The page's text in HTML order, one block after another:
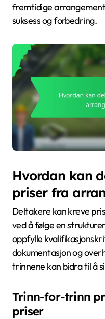
fremtidige
suksess og forbedring.
Hvordan kan
priser fra
Deltakere kan kreve
ved å følge en
oppfylle
dokumentasjon og
trinnene kan bidra til å
Trinn-for-trinn
priser